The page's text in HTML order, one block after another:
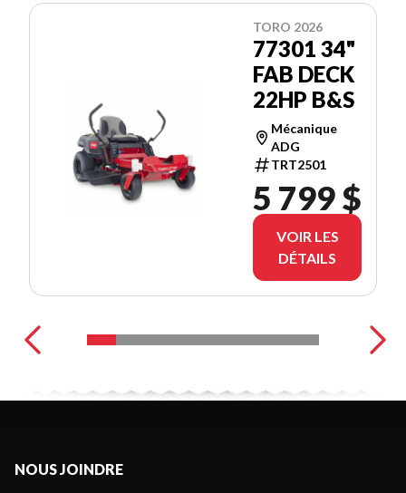
TORO 2026
77301 34"
FAB DECK
22HP B&S
Mécanique
ADG
TRT2501
5 799 $
VOIR LES
DÉTAILS
NOUS JOINDRE